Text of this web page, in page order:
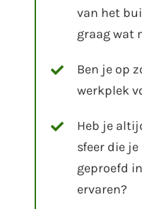
van het
graag wat
Ben je op
werkplek
Heb je
sfeer die
geproefd
ervaren?